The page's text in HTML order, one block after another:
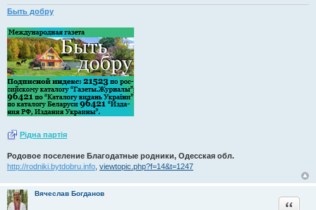
Быть добру
Рiдна партiя
Родовое поселение Благодатные родники, Одесская обл.
http://rodniki.bytdobru.info viewtopic.php?f=14&t=1247
Вячеслав Богданов
Цитата